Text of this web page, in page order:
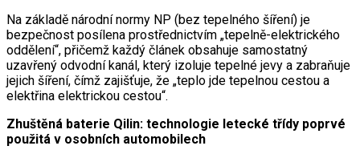
Na základě národní normy NP (bez tepelného šíření) je
bezpečnost posílena prostřednictvím „tepelně-elektrického
oddělení“, přičemž každý článek obsahuje samostatný
uzavřený odvodní kanál, který izoluje tepelné jevy a zabraňuje
jejich šíření, čímž zajišťuje, že „teplo jde tepelnou cestou a
elektřina elektrickou cestou“.
Zhuštěná baterie Qilin: technologie letecké třídy poprvé
použitá v osobních automobilech